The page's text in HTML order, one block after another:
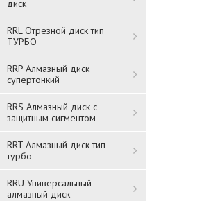
диск
RRL Отрезной диск тип
ТУРБО
RRP Алмазный диск
супертонкий
RRS Алмазный диск с
защитным сигментом
RRT Алмазный диск тип
турбо
RRU Универсальный
алмазный диск